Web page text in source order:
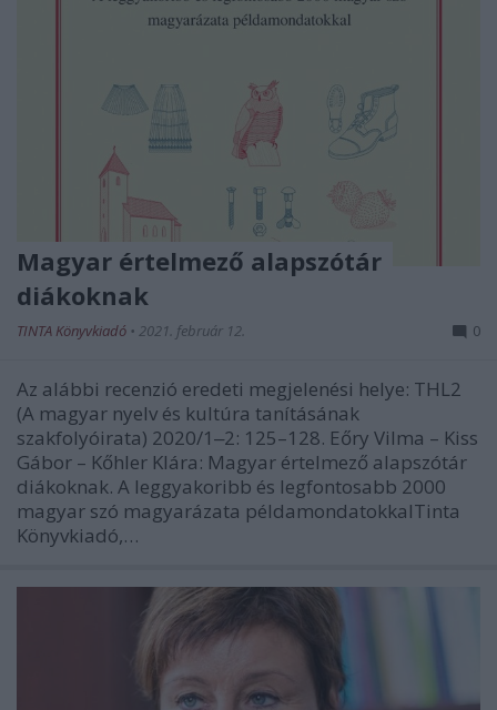
Magyar értelmező alapszótár
diákoknak
TINTA Könyvkiadó • 2021. február 12. 0
Az alábbi recenzió eredeti megjelenési helye: THL2
(A magyar nyelv és kultúra tanításának
szakfolyóirata) 2020/1‒2: 125–128. Eőry Vilma – Kiss
Gábor – Kőhler Klára: Magyar értelmező alapszótár
diákoknak. A leggyakoribb és legfontosabb 2000
magyar szó magyarázata példamondatokkalTinta
Könyvkiadó,…